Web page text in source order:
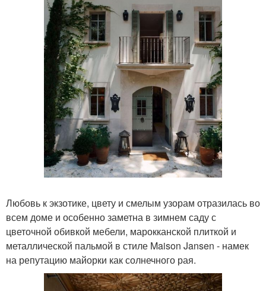
Любовь к экзотике, цвету и смелым узорам отразилась во
всем доме и особенно заметна в зимнем саду с
цветочной обивкой мебели, марокканской плиткой и
металлической пальмой в стиле Maison Jansen - намек
на репутацию майорки как солнечного рая.